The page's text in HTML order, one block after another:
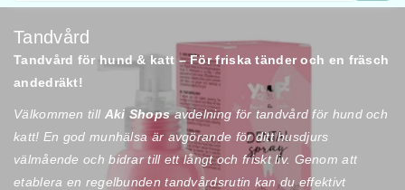
P
r
o
d
u
k
t
Tandvård
Tandvård för hund & katt – För friska tänder och en fräsch
andedräkt!
Välkommen till Aki Shopsavdelning för tandvård för hund och
katt! En god munhälsa är avgörande för ditt husdjurs
välmående och bidrar till ett långt och friskt liv. Genom att
etablera en regelbunden tandvårdsrutin kan du effektivt